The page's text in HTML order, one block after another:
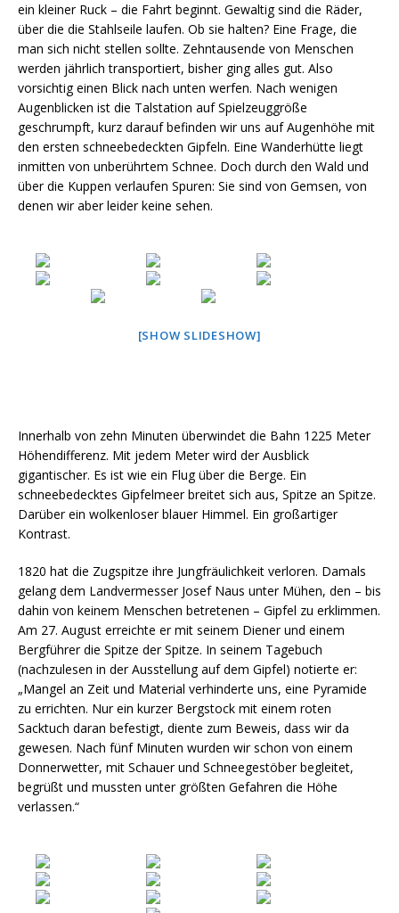
ein kleiner Ruck – die Fahrt beginnt. Gewaltig sind die Räder,
über die die Stahlseile laufen. Ob sie halten? Eine Frage, die
man sich nicht stellen sollte. Zehntausende von Menschen
werden jährlich transportiert, bisher ging alles gut. Also
vorsichtig einen Blick nach unten werfen. Nach wenigen
Augenblicken ist die Talstation auf Spielzeuggröße
geschrumpft, kurz darauf befinden wir uns auf Augenhöhe mit
den ersten schneebedeckten Gipfeln. Eine Wanderhütte liegt
inmitten von unberührtem Schnee. Doch durch den Wald und
über die Kuppen verlaufen Spuren: Sie sind von Gemsen, von
denen wir aber leider keine sehen.
[SHOW SLIDESHOW]
Innerhalb von zehn Minuten überwindet die Bahn 1225 Meter
Höhendifferenz. Mit jedem Meter wird der Ausblick
gigantischer. Es ist wie ein Flug über die Berge. Ein
schneebedecktes Gipfelmeer breitet sich aus, Spitze an Spitze.
Darüber ein wolkenloser blauer Himmel. Ein großartiger
Kontrast.
1820 hat die Zugspitze ihre Jungfräulichkeit verloren. Damals
gelang dem Landvermesser Josef Naus unter Mühen, den – bis
dahin von keinem Menschen betretenen – Gipfel zu erklimmen.
Am 27. August erreichte er mit seinem Diener und einem
Bergführer die Spitze der Spitze. In seinem Tagebuch
(nachzulesen in der Ausstellung auf dem Gipfel) notierte er:
„Mangel an Zeit und Material verhinderte uns, eine Pyramide
zu errichten. Nur ein kurzer Bergstock mit einem roten
Sacktuch daran befestigt, diente zum Beweis, dass wir da
gewesen. Nach fünf Minuten wurden wir schon von einem
Donnerwetter, mit Schauer und Schneegestöber begleitet,
begrüßt und mussten unter größten Gefahren die Höhe
verlassen.“